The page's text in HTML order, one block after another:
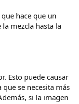
hace que un
mezcla hasta la
Esto puede causar
se necesita más
si la imagen